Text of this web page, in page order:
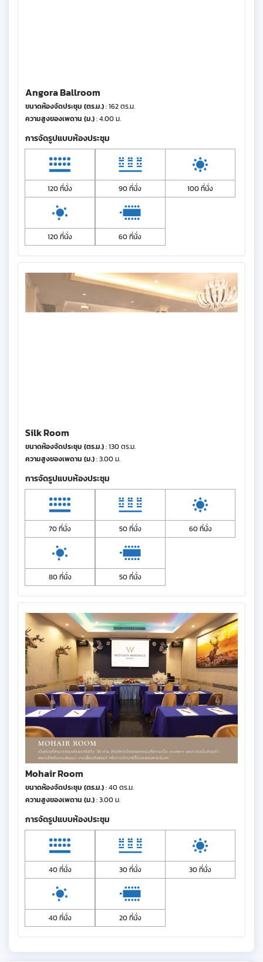
Angora Ballroom
ขนาดห้องจัดประชุม (ตร.ม.): 162 ตร.ม.
ความสูงของเพดาน (ม.): 4.00 ม.
การจัดรูปแบบห้องประชุม
120 ที่นั่ง 90 ที่นั่ง 100 ที่นั่ง
120 ที่นั่ง 60 ที่นั่ง
Silk Room
ขนาดห้องจัดประชุม (ตร.ม.): 130 ตร.ม.
ความสูงของเพดาน (ม.): 3.00 ม.
การจัดรูปแบบห้องประชุม
70 ที่นั่ง 50 ที่นั่ง 60 ที่นั่ง
80 ที่นั่ง 50 ที่นั่ง
Mohair Room
ขนาดห้องจัดประชุม (ตร.ม.): 40 ตร.ม.
ความสูงของเพดาน (ม.): 3.00 ม.
การจัดรูปแบบห้องประชุม
40 ที่นั่ง 30 ที่นั่ง 30 ที่นั่ง
40 ที่นั่ง 20 ที่นั่ง